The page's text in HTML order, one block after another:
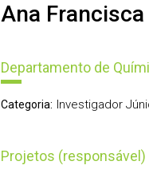
Ana
Departamento de
Categoria: Investigador
Projetos (responsável)